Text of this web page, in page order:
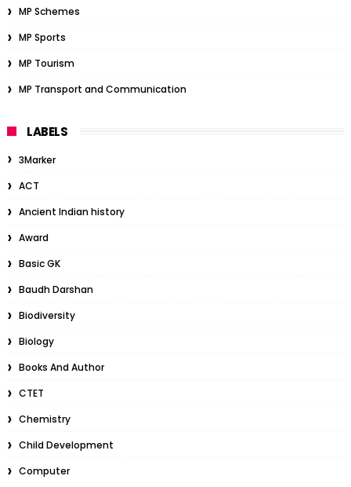
MP Schemes
MP Sports
MP Tourism
MP Transport and Communication
LABELS
3Marker
ACT
Ancient Indian history
Award
Basic GK
Baudh Darshan
Biodiversity
Biology
Books And Author
CTET
Chemistry
Child Development
Computer